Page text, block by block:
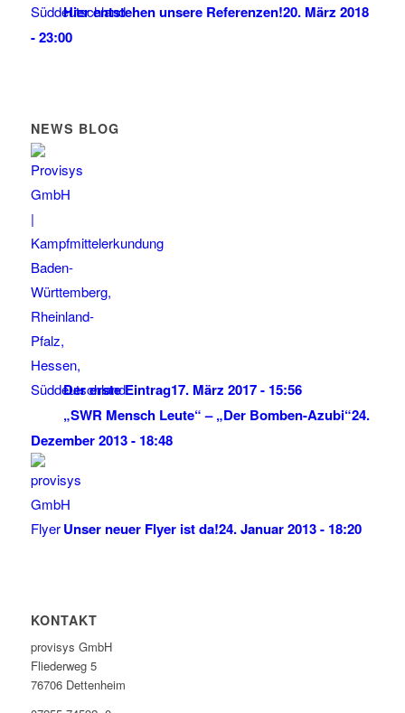
Hier entstehen unsere Referenzen!20. März 2018
- 23:00
NEWS BLOG
Der erste Eintrag17. März 2017 - 15:56
„SWR Mensch Leute“ – „Der Bomben-Azubi“24.
Dezember 2013 - 18:48
Unser neuer Flyer ist da!24. Januar 2013 - 18:20
KONTAKT
provisys GmbH
Fliederweg 5
76706 Dettenheim